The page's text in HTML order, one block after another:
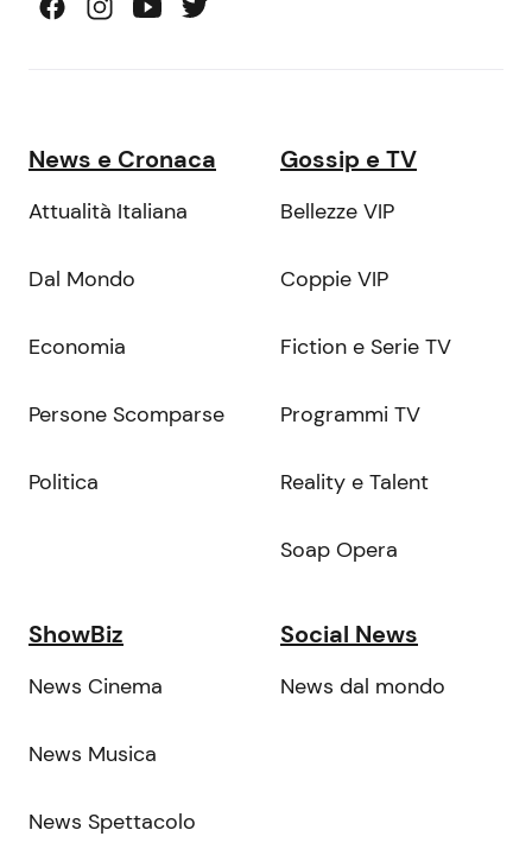
News e Cronaca
Attualità Italiana
Dal Mondo
Economia
Persone Scomparse
Politica
Gossip e TV
Bellezze VIP
Coppie VIP
Fiction e Serie TV
Programmi TV
Reality e Talent
Soap Opera
ShowBiz
News Cinema
News Musica
News Spettacolo
Social News
News dal mondo